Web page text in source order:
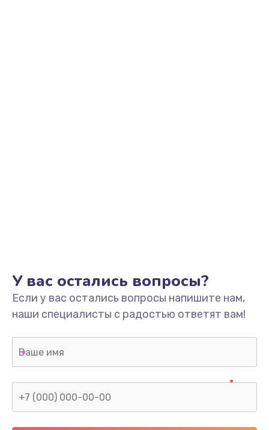
У вас остались вопросы?
Если у вас остались вопросы напишите нам,
наши специалисты с радостью ответят вам!